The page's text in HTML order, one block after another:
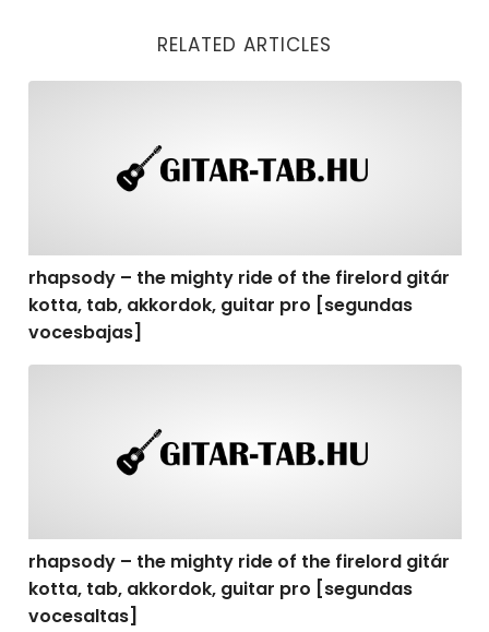
RELATED ARTICLES
rhapsody – the mighty ride of the firelord gitár
kotta, tab, akkordok, guitar pro [segundas
vocesbajas]
rhapsody – the mighty ride of the firelord gitár
kotta, tab, akkordok, guitar pro [segundas
vocesaltas]